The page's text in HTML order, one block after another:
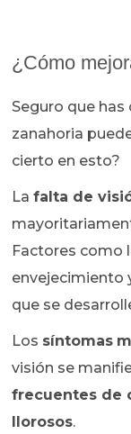
¿Cómo
Seguro que
zanahoria
cierto en esto?
Lafalta de
Factores como
envejecimiento
que se
Los síntomas
visión se
frecuentes de
llorosos.